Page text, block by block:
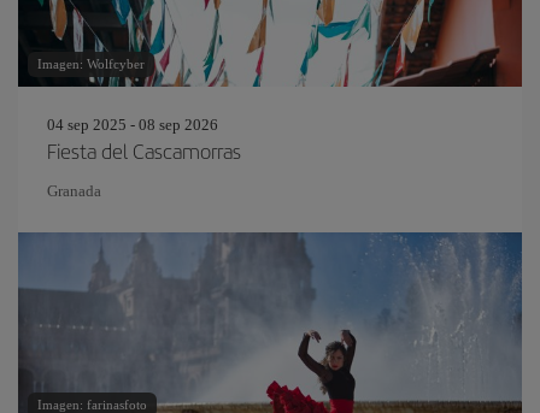
Imagen: Wolfcyber
04 sep 2025 - 08 sep 2026
Fiesta del Cascamorras
Granada
Imagen: farinasfoto